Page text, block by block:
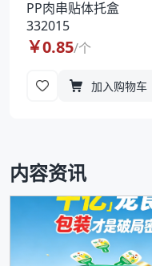
PP肉串贴体托盒
332015
￥0.85/个
加入购物车
内容资讯